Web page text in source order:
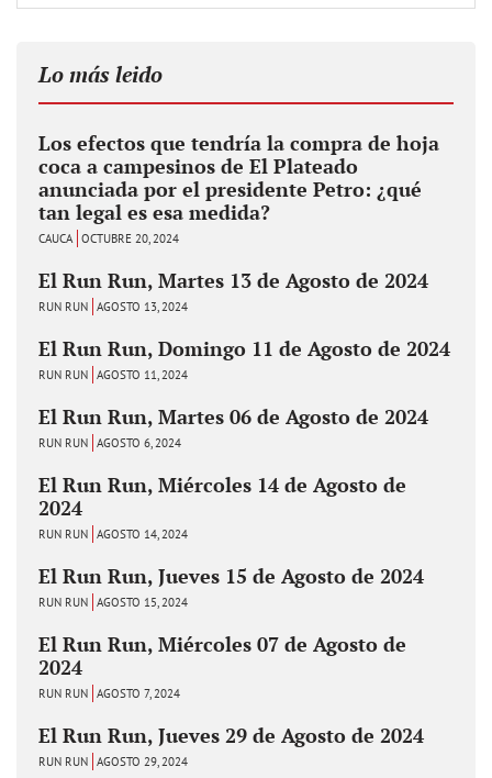
Lo más leido
Los efectos que tendría la compra de hoja
coca a campesinos de El Plateado
anunciada por el presidente Petro: ¿qué
tan legal es esa medida?
CAUCA OCTUBRE 20, 2024
El Run Run, Martes 13 de Agosto de 2024
RUN RUN AGOSTO 13, 2024
El Run Run, Domingo 11 de Agosto de 2024
RUN RUN AGOSTO 11, 2024
El Run Run, Martes 06 de Agosto de 2024
RUN RUN AGOSTO 6, 2024
El Run Run, Miércoles 14 de Agosto de
2024
RUN RUN AGOSTO 14, 2024
El Run Run, Jueves 15 de Agosto de 2024
RUN RUN AGOSTO 15, 2024
El Run Run, Miércoles 07 de Agosto de
2024
RUN RUN AGOSTO 7, 2024
El Run Run, Jueves 29 de Agosto de 2024
RUN RUN AGOSTO 29, 2024